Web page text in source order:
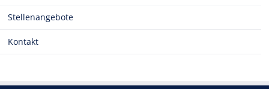
Stellenangebote
Kontakt